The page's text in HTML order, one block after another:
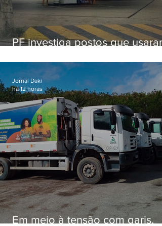
PF investiga postos que usaram
secretário morto em 2020
Em meio à tensão com garis,
Jornal Daki
há 12 horas